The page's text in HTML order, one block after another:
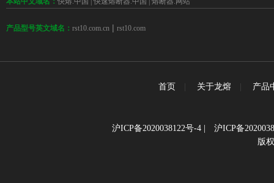
产品型号英文域名： rst10.com.cn | rst10.com
首页 关于龙熔 产品
沪ICP备2020038122号-4| 沪ICP备
版